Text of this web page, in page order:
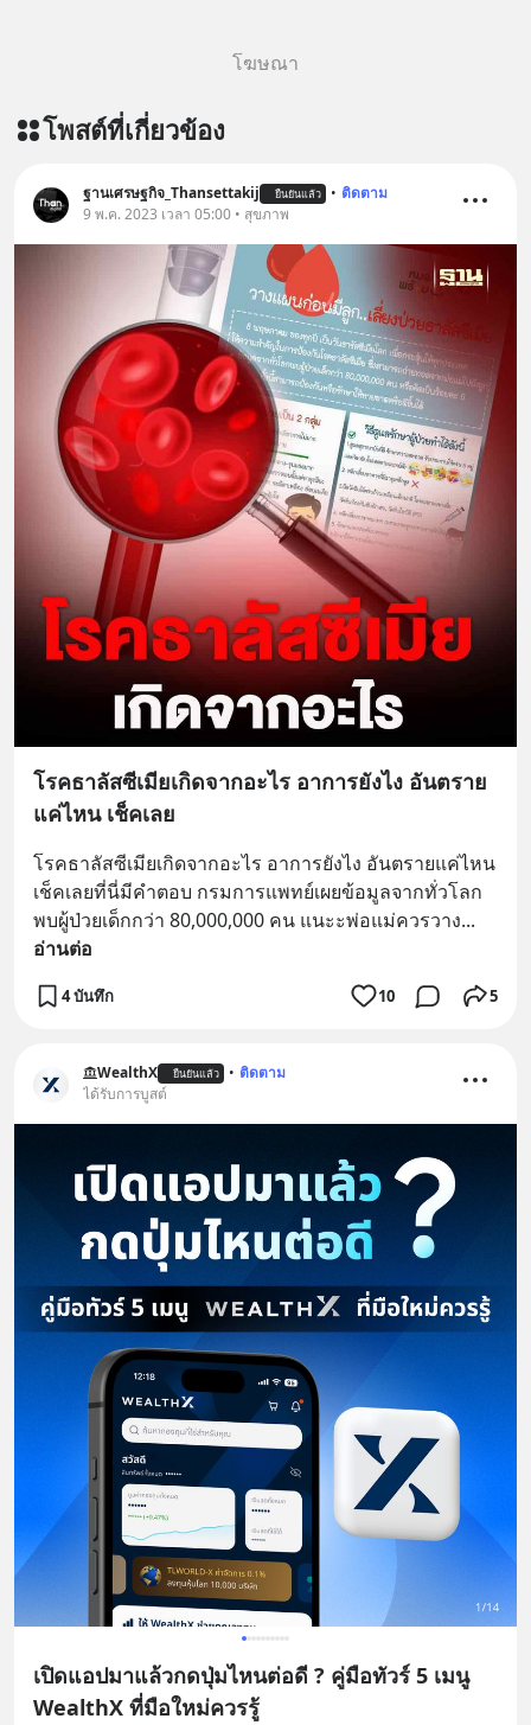
โฆษณา
โพสต์ที่เกี่ยวข้อง
ฐานเศรษฐกิจ_Thansettakij ยืนยันแล้ว • ติดตาม
9 พ.ค. 2023 เวลา 05:00 • สุขภาพ
โรคธาลัสซีเมียเกิดจากอะไร อาการยังไง อันตราย
แค่ไหน เช็คเลย
โรคธาลัสซีเมียเกิดจากอะไร อาการยังไง อันตรายแค่ไหน
เช็คเลยที่นี่มีคำตอบ กรมการแพทย์เผยข้อมูลจากทั่วโลก
พบผู้ป่วยเด็กกว่า 80,000,000 คน แนะะพ่อแม่ควรวาง
อ่านต่อ
4 บันทึก 10 5
WealthX ยืนยันแล้ว • ติดตาม
ได้รับการบูสต์
เปิดแอปมาแล้วกดปุ่มไหนต่อดี ? คู่มือทัวร์ 5 เมนู
WealthX ที่มือใหม่ควรรู้